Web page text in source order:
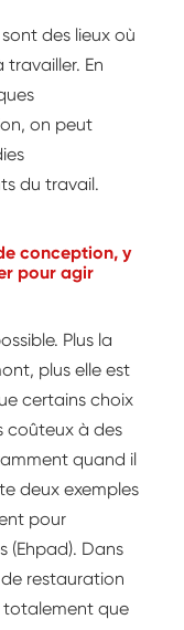
des lieux où
travailler. En
on peut
du travail.
conception, y
pour agir
Plus la
plus elle est
certains choix
coûteux à des
quand il
deux exemples
pour
(Ehpad). Dans
de restauration
que